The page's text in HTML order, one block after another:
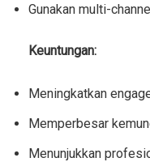
Gunakan multi-
Keuntungan:
Meningkatkan
Memperbesar
Menunjukkan